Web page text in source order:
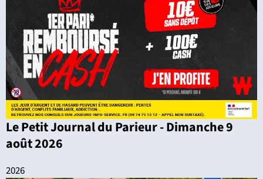
Le Petit Journal du Parieur - Dimanche 9
août 2026
2026